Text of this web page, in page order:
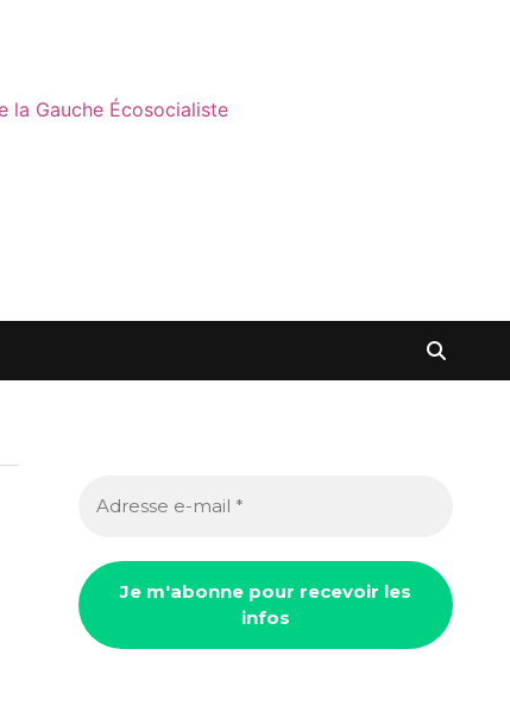
la Gauche Écosocialiste